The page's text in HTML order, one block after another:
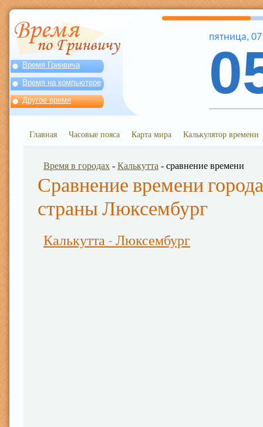
Время Гринвича
Время на компьютере
Другое время
пятница, 07
Главная Часовые пояса Карта мира Калькулятор времени
Время в городах - Калькутта - сравнение времени
Сравнение времени
страны Люксембург
Калькутта - Люксембург